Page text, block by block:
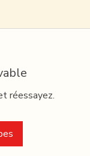
réessayez.